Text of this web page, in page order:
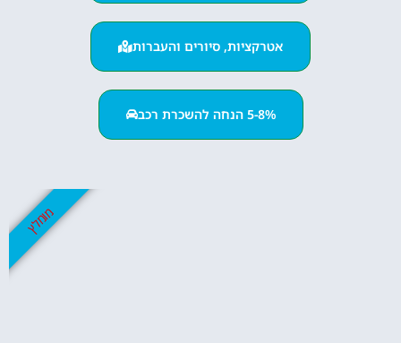
אטרקציות, סיורים והעברות
5-8% הנחה להשכרת רכב
מומלץ